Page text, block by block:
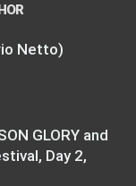
Netto)
GLORY and
Day 2,